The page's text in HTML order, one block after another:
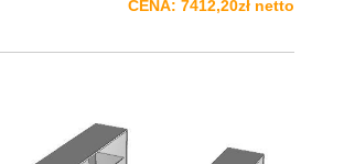
CENA: 7412,20zł netto